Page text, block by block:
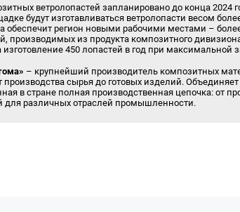
ветролопастей запланировано до конца 2024
будут изготавливаться ветролопасти весом
обеспечит регион новыми рабочими местами –
производимых из продукта композитного
450 лопастей в год при максимальной
– крупнейший производитель композитных
сырья до готовых изделий.
в стране полная производственная цепочка: от
для различных отраслей промышленности.